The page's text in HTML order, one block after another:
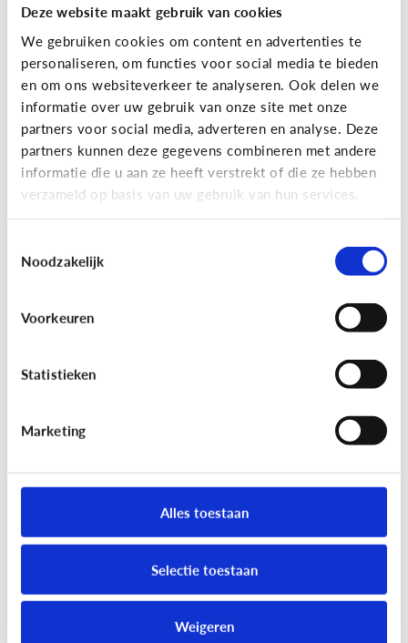
Deze website maakt gebruik van cookies
We gebruiken cookies om content en advertenties te
personaliseren, om functies voor social media te bieden
en om ons websiteverkeer te analyseren. Ook delen we
informatie over uw gebruik van onze site met onze
partners voor social media, adverteren en analyse. Deze
partners kunnen deze gegevens combineren met andere
informatie die u aan ze heeft verstrekt of die ze hebben
verzameld op basis van uw gebruik van hun services.
Noodzakelijk
Voorkeuren
Statistieken
Marketing
Alles toestaan
Selectie toestaan
Weigeren
Reclame
[Game] Game jezelf reclamewijs
reclamegames speelt?